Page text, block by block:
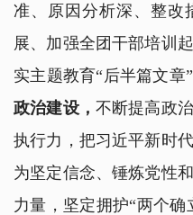
准、原因分析深、整改
展、加强全团干部培训
实主题教育“后半篇文章
政治建设， 不断提高政
执行力，把习近平新时
为坚定信念、锤炼党性
力量，坚定拥护“两个确